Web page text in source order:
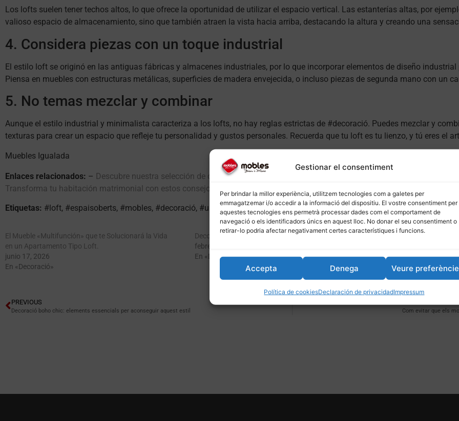
Gestionar el consentiment
Per brindar la millor experiència, utilitzem tecnologies com a galetes per
emmagatzemar i/o accedir a la informació del dispositiu. El vostre consentiment per
aquestes tecnologies ens permetrà processar dades com el comportament de
navegació o els identificadors únics en aquest lloc. No donar el seu consentiment o
retirar-lo podria afectar negativament certes característiques i funcions.
Accepta Denega Veure
Política de cookiesDeclaración de privacidadImpressum
Los lofts suelen tener techos altos, lo que ofrece la oportunidad de utilizar el espacio vertical. Las estanterías altas, por
valioso espacio de almacenamiento, sino que también atraen la vista hacia arriba, destacando la altura y creando una
4. Considera piezas con un toque industrial
El estilo loft se originó en las antiguas fábricas y almacenes industriales, por lo que incorporar elementos de diseño industrial
Piensa en muebles con estructuras metálicas, superficies de madera envejecida, o incluso piezas de segunda mano con un
5. No temas mezclar y combinar
Aunque el estilo industrial y minimalista caracteriza a los lofts, no hay reglas estrictas de #decoració. Puedes mezclar y
texturas para crear un espacio que refleje tu personalidad y gustos personales. Recuerda que tu loft es tu lienzo, y tú eres el
Muebles Igualada
Enlaces relacionados: – Descubre nuestra selección de comedores perfectos para lofts Nuestros sofás: la combinación
Transforma tu habitación matrimonial con estos consejos
Etiquetas: #loft, #espaisoberts, #mobles, #decoració, #urbanstyle
El Mueble «Multifunción» que te Solucionará la Vida
en un Apartamento Tipo Loft.
junio 17, 2026
En «Decoració»
Decoración industrial: claves para un look urbano
febrero 16, 2025
En «Decoració»
El Armario Abierto que
octubre 25, 2025
En «Decoració»
PREVIOUS
Decoració boho chic: elements essencials per aconseguir aquest estil Com evitar que els